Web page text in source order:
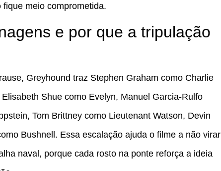
meio comprometida.
e por que a tripulação
Greyhound traz Stephen Graham como Charlie
Shue como Evelyn, Manuel Garcia-Rulfo
Tom Brittney como Lieutenant Watson, Devin
Bushnell. Essa escalação ajuda o filme a não virar
naval, porque cada rosto na ponte reforça a ideia